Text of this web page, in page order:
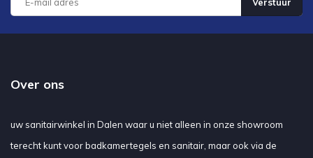
Verstuur
Over ons
uw sanitairwinkel in Dalen waar u niet alleen in onze showroom
terecht kunt voor badkamertegels en sanitair, maar ook via de